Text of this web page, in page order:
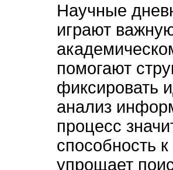
Научные
играют
помогают
фиксировать
анализ
процесс
способность
упрощает